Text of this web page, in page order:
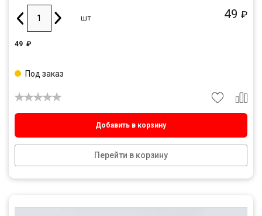
49 ₽
шт
49 ₽
Добавить в корзину
Перейти в корзину
Под заказ